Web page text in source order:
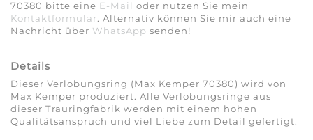
70380 bitte eine E-Mail oder nutzen Sie mein
Kontaktformular. Alternativ können Sie mir auch eine
Nachricht über WhatsApp senden!
Details
Dieser Verlobungsring (Max Kemper 70380) wird von
Max Kemper produziert. Alle Verlobungsringe aus
dieser Trauringfabrik werden mit einem hohen
Qualitätsanspruch und viel Liebe zum Detail gefertigt.